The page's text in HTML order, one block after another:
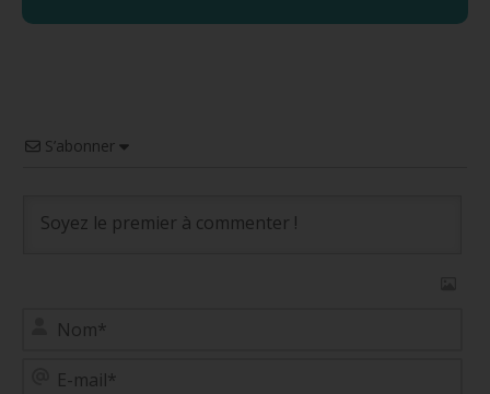
S’abonner